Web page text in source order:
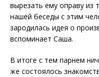
вырезать ему оправу из
нашей беседы с этим
зародилась идея о
вспоминает Саша.
В итоге с тем парнем
же состоялось